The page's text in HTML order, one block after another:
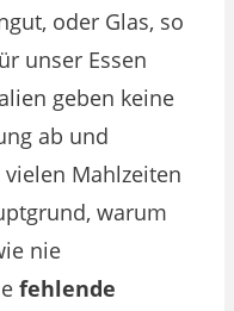
oder Glas, so
unser Essen
geben keine
ab und
Mahlzeiten
warum
nie
fehlende